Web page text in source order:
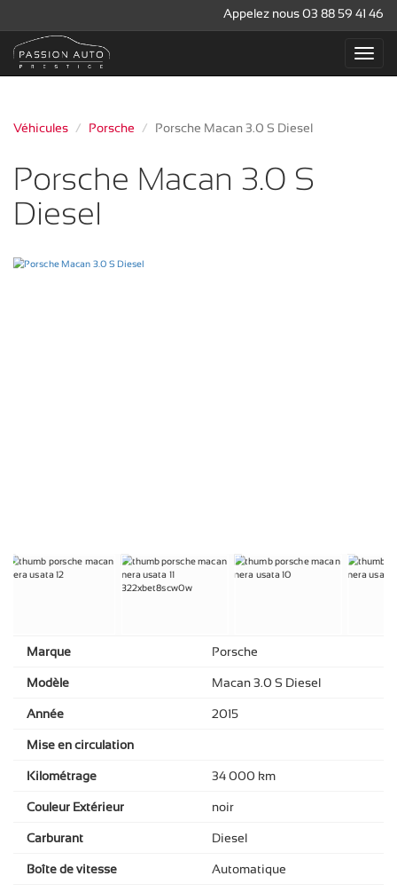
Appelez nous 03 88 59 41 46
Véhicules Porsche Porsche Macan 3.0 S Diesel
Porsche Macan 3.0 S
Diesel
Marque Porsche
Modèle Macan 3.0 S Diesel
Année 2015
Mise en circulation
Kilométrage 34 000 km
Couleur Extérieur noir
Carburant Diesel
Boîte de vitesse Automatique